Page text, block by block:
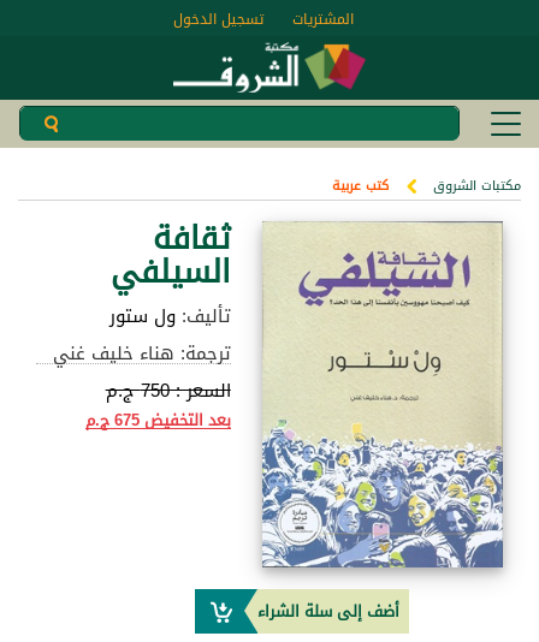
تسجيل الدخول المشتريات
مكتبات الشروق كتب عربية
ثقافة
السيلفي
تأليف:ول ستور
ترجمة: هناء خليف غني
السعر :750 ج.م
بعد التخفيض675 ج.م
أضف إلى سلة الشراء